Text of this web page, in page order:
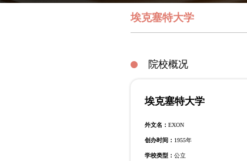
埃克塞特大学
院校概况
埃克塞特大学
外文名：EXON
创办时间： 1955年
学校类型：公立